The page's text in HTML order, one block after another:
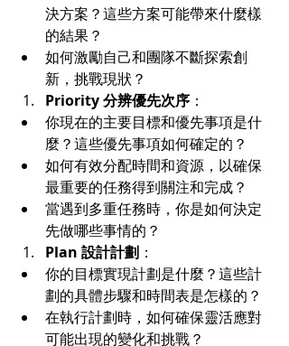
決方案？這些方案可能帶來什麼樣
的結果？
如何激勵自己和團隊不斷探索創
新，挑戰現狀？
Priority 分辨優先次序 ：
你現在的主要目標和優先事項是什
麼？這些優先事項如何確定的？
如何有效分配時間和資源，以確保
最重要的任務得到關注和完成？
當遇到多重任務時，你是如何決定
先做哪些事情的？
Plan 設計計劃 ：
你的目標實現計劃是什麼？這些計
劃的具體步驟和時間表是怎樣的？
在執行計劃時，如何確保靈活應對
可能出現的變化和挑戰？